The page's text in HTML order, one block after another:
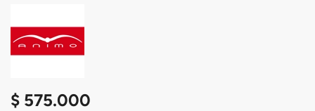
$ 575.000